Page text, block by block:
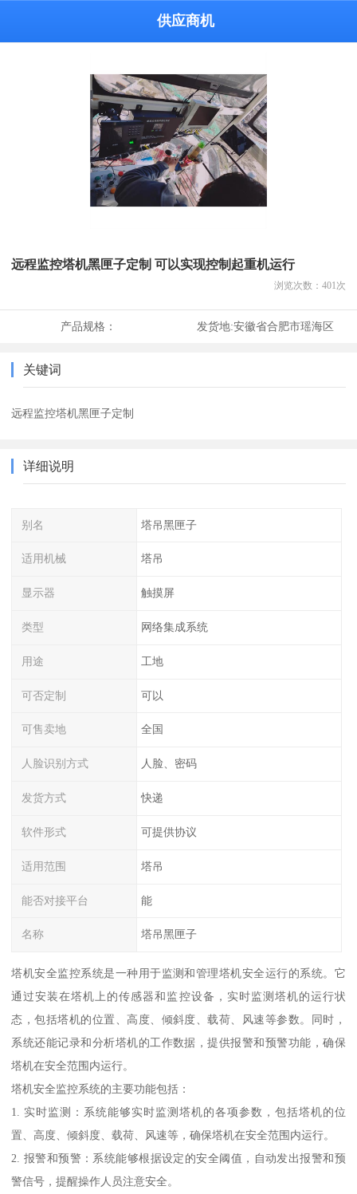
供应商机
远程监控塔机黑匣子定制 可以实现控制起重机运行
浏览次数： 401 次
产品规格： 发货地:安徽省合肥市瑶海区
关键词
远程监控塔机黑匣子定制
详细说明
别名 塔吊黑匣子
适用机械 塔吊
显示器 触摸屏
类型 网络集成系统
用途 工地
可否定制 可以
可售卖地 全国
人脸识别方式 人脸、密码
发货方式 快递
软件形式 可提供协议
适用范围 塔吊
能否对接平台 能
名称 塔吊黑匣子
塔机安全监控系统是一种用于监测和管理塔机安全运行的系统。它
通过安装在塔机上的传感器和监控设备，实时监测塔机的运行状
态，包括塔机的位置、高度、倾斜度、载荷、风速等参数。同时，
系统还能记录和分析塔机的工作数据，提供报警和预警功能，确保
塔机在安全范围内运行。
塔机安全监控系统的主要功能包括：
1. 实时监测：系统能够实时监测塔机的各项参数，包括塔机的位
置、高度、倾斜度、载荷、风速等，确保塔机在安全范围内运行。
2. 报警和预警：系统能够根据设定的安全阈值，自动发出报警和预
警信号，提醒操作人员注意安全。